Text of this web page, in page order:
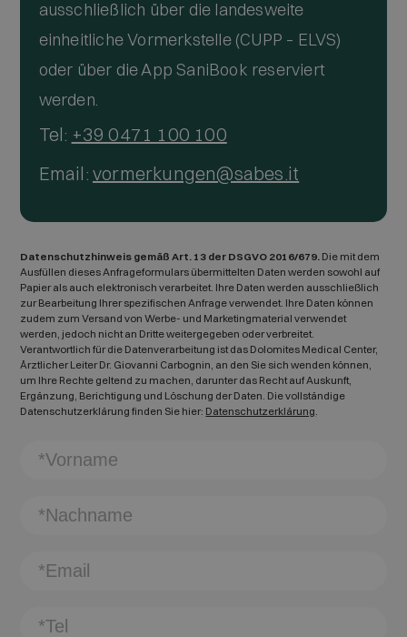
ausschließlich über die landesweite
einheitliche Vormerkstelle (CUPP – ELVS)
oder über die App SaniBook reserviert
werden.
Tel: +39 0471 100 100
Email: vormerkungen@sabes.it
Datenschutzhinweis gemäß Art. 13 der DSGVO 2016/679. Die mit dem
Ausfüllen dieses Anfrageformulars übermittelten Daten werden sowohl auf
Papier als auch elektronisch verarbeitet. Ihre Daten werden ausschließlich
zur Bearbeitung Ihrer spezifischen Anfrage verwendet. Ihre Daten können
zudem zum Versand von Werbe- und Marketingmaterial verwendet
werden, jedoch nicht an Dritte weitergegeben oder verbreitet.
Verantwortlich für die Datenverarbeitung ist das Dolomites Medical Center,
Ärztlicher Leiter Dr. Giovanni Carbognin, an den Sie sich wenden können,
um Ihre Rechte geltend zu machen, darunter das Recht auf Auskunft,
Ergänzung, Berichtigung und Löschung der Daten. Die vollständige
Datenschutzerklärung finden Sie hier: Datenschutzerklärung.